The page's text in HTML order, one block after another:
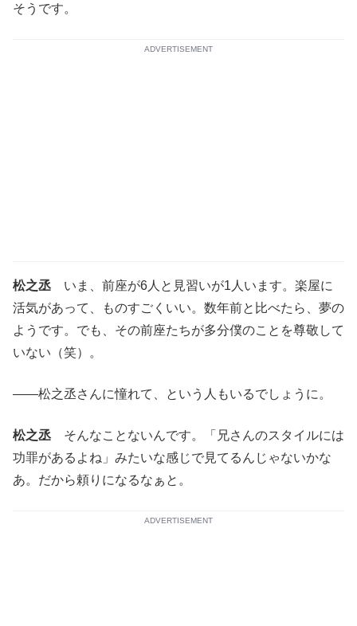
そうです。
ADVERTISEMENT
松之丞いま、前座が6人と見習いが1人います。楽屋に
活気があって、ものすごくいい。数年前と比べたら、夢の
ようです。でも、その前座たちが多分僕のことを尊敬して
いない（笑）。
――松之丞さんに憧れて、という人もいるでしょうに。
松之丞そんなことないんです。「兄さんのスタイルには
功罪があるよね」みたいな感じで見てるんじゃないかな
あ。だから頼りになるなぁと。
ADVERTISEMENT